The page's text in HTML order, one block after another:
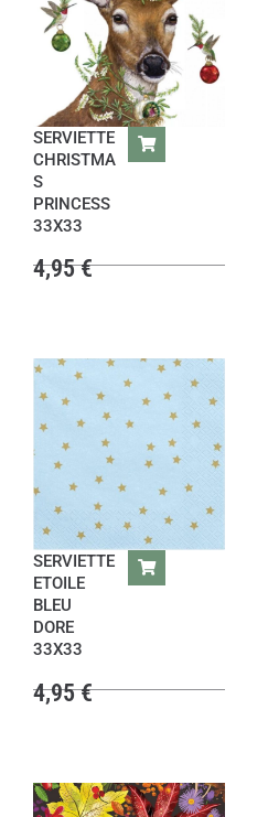
SERVIETTE
CHRISTMA
S
PRINCESS
33X33
4,95€
SERVIETTE
ETOILE
BLEU
DORE
33X33
4,95€